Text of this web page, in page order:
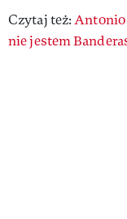
Czytaj też:Antonio
nie jestem